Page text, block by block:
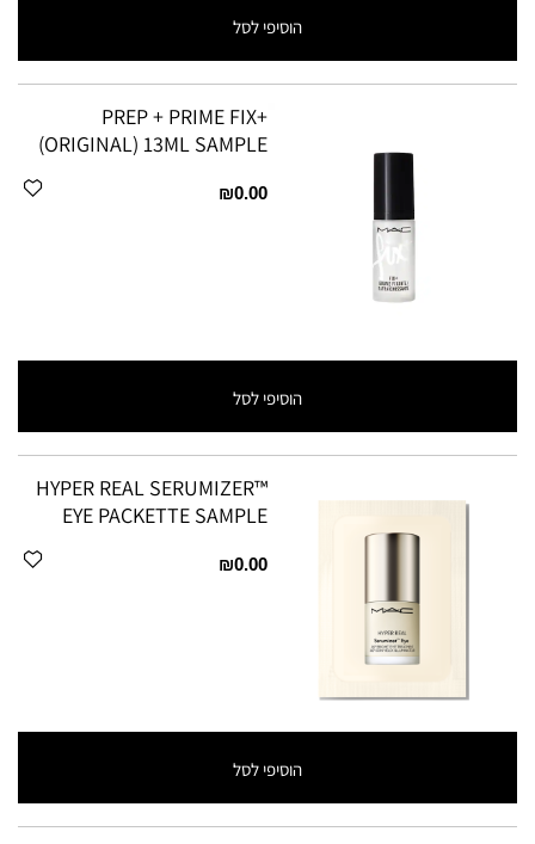
הוסיפי לסל
PREP + PRIME FIX+
(ORIGINAL) 13ML SAMPLE
₪0.00
הוסיפי לסל
HYPER REAL SERUMIZER™
EYE PACKETTE SAMPLE
₪0.00
הוסיפי לסל